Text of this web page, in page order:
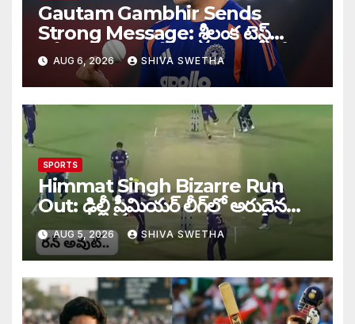
Gautam Gambhir Sends
Strong Message: శ్రీలంక టెస్ట్
సిరీస్‌కు ముందు టీమిండియాకు గంభీర్
వార్నింగ్…
AUG 6, 2026 SHIVA SWETHA
SPORTS
Himmat Singh Bizarre Run
Out: ఢిల్లీ ప్రీమియర్ లీగ్‌లో అరుదైన
రనౌట్ ఘటన వైరల్.
AUG 5, 2026 SHIVA SWETHA